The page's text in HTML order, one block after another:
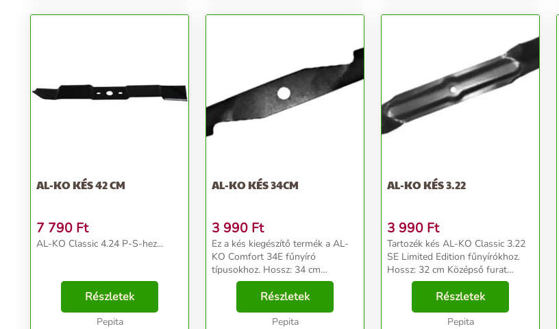
AL-KO KÉS 42 CM
7 790 Ft
AL-KO Classic 4.24 P-S-hez...
Részletek
Pepita
AL-KO KÉS 34CM
3 990 Ft
Ez a kés kiegészítő termék a AL-
KO Comfort 34E fűnyíró
típusokhoz. Hossz: 34 cm
Középső furat átmérője: 19,6 mm
Szélesség: 5 cm Súly: 300 g
Comfort 34 E-hez...
Részletek
Pepita
AL-KO KÉS 3.22
3 990 Ft
Tartozék kés AL-KO Classic 3.22
SE Limited Edition fűnyírókhoz.
Hossz: 32 cm Középső furat
átmérője: 8,1 mm Szélesség: 4,4
cm Súly: 300 g Classic 3.22 SE
típusokhoz...
Részletek
Pepita